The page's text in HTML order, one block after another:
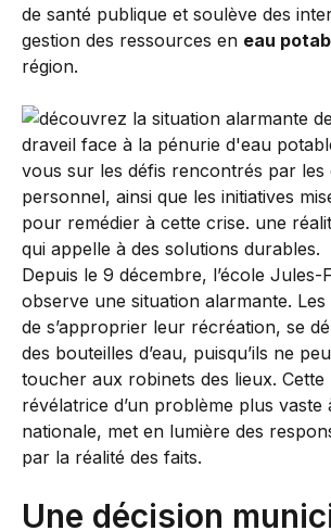
de santé publique et soulève des
gestion des ressources en eau
région.
Depuis le 9 décembre, l’école Jules-
observe une situation alarmante.
de s’approprier leur récréation, se
des bouteilles d’eau, puisqu’ils ne
toucher aux robinets des lieux. Cette
révélatrice d’un problème plus vaste
nationale, met en lumière des
par la réalité des faits.
Une décision